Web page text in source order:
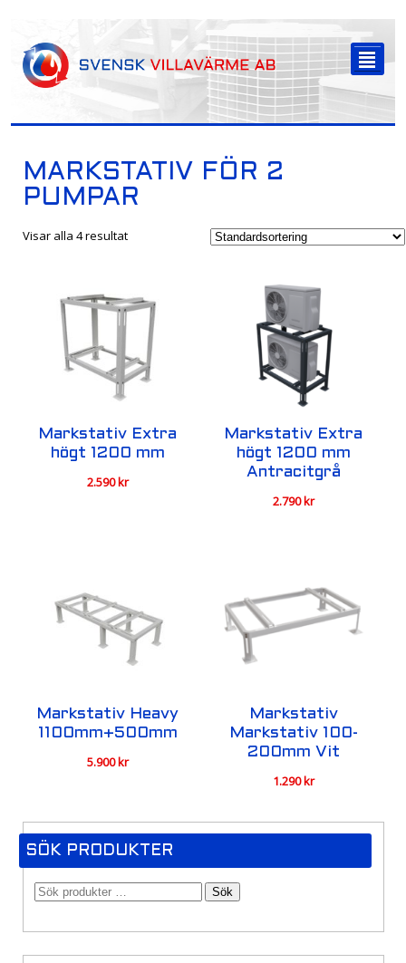
²
MARKSTATIV FÖR 2
PUMPAR
Visar alla 4 resultat
Markstativ Extra
högt 1200 mm
2.590kr
Markstativ Extra
högt 1200 mm
Antracitgrå
2.790kr
Markstativ Heavy
1100mm+500mm
5.900kr
Markstativ
Markstativ 100-
200mm Vit
1.290kr
SÖK PRODUKTER
Sök